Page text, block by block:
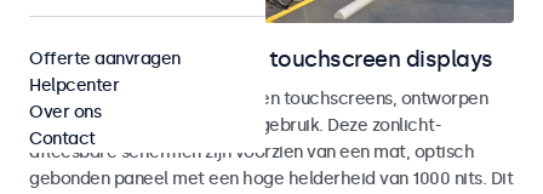
Outdoor monitoren en touchscreen displays
Weersbestendige monitoren en touchscreens, ontworpen
voor zowel binnen- als buitengebruik. Deze zonlicht-
afleesbare schermen zijn voorzien van een mat, optisch
gebonden paneel met een hoge helderheid van 1000 nits. Dit
Offerte aanvragen
Helpcenter
Over ons
Contact